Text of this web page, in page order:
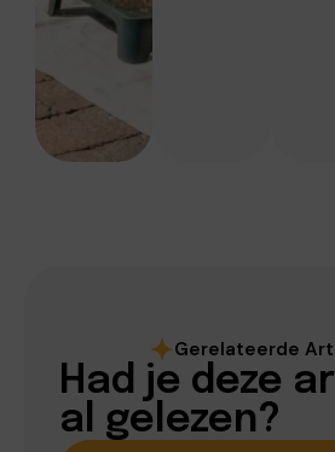
Gerelateerde
Had je deze
al gelezen?